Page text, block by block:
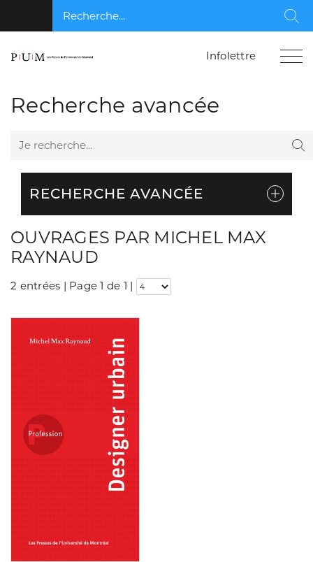
Recherche...
Infolettre
Recherche avancée
Je recherche...
RECHERCHE AVANCÉE
OUVRAGES PAR MICHEL MAX
RAYNAUD
2 entrées | Page 1 de 1 |